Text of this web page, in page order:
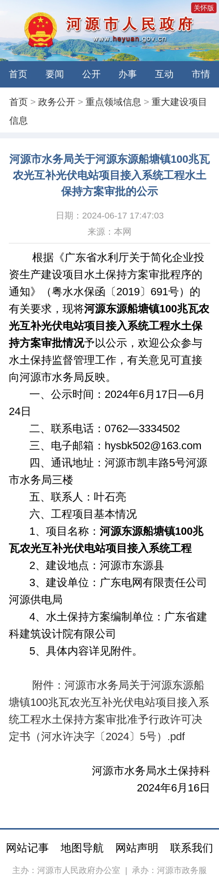
关怀版
首页 要闻 公开 办事 互动 市情
首页 >政务公开 >重点领域信息 >重大建设项目
信息
河源市水务局关于河源东源船塘镇100兆瓦
农光互补光伏电站项目接入系统工程水土
保持方案审批的公示
日期：2024-06-17 17:47:03
来源：本网
根据《广东省水利厅关于简化企业投
资生产建设项目水土保持方案审批程序的
通知》（粤水水保函〔2019〕691号）的
有关要求，现将河源东源船塘镇100兆瓦农
光互补光伏电站项目接入系统工程水土保
持方案审批情况予以公示，欢迎公众参与
水土保持监督管理工作，有关意见可直接
向河源市水务局反映。
一、公示时间：2024年6月17日—6月
24日
二、联系电话：0762—3334502
三、电子邮箱：hysbk502@163.com
四、通讯地址：河源市凯丰路5号河源
市水务局三楼
五、联系人：叶石亮
六、工程项目基本情况
1、项目名称： 河源东源船塘镇100兆
瓦农光互补光伏电站项目接入系统工程
2、建设地点：河源市东源县
3、建设单位：广东电网有限责任公司
河源供电局
4、水土保持方案编制单位：广东省建
科建筑设计院有限公司
5、具体内容详见附件。
附件：河源市水务局关于河源东源船
塘镇100兆瓦农光互补光伏电站项目接入系
统工程水土保持方案审批准予行政许可决
定书（河水许决字〔2024〕5号）.pdf
河源市水务局水土保持科
2024年6月16日
网站记事 地图导航 网站声明 联系我们
主办：河源市人民政府办公室 | 承办：河源市政务服